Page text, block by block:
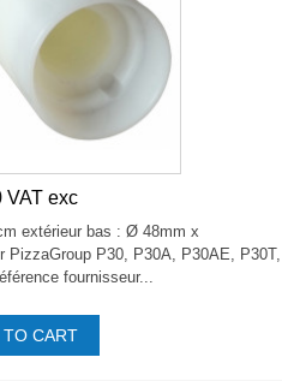
VAT exc
extérieur bas : Ø 48mm x
PizzaGroup P30, P30A, P30AE, P30T,
fournisseur...
TO CART